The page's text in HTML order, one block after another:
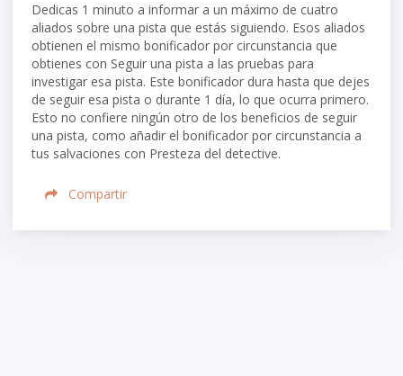
Dedicas 1 minuto a informar a un máximo de cuatro
aliados sobre una pista que estás siguiendo. Esos aliados
obtienen el mismo bonificador por circunstancia que
obtienes con Seguir una pista a las pruebas para
investigar esa pista. Este bonificador dura hasta que dejes
de seguir esa pista o durante 1 día, lo que ocurra primero.
Esto no confiere ningún otro de los beneficios de seguir
una pista, como añadir el bonificador por circunstancia a
tus salvaciones con Presteza del detective.
Compartir